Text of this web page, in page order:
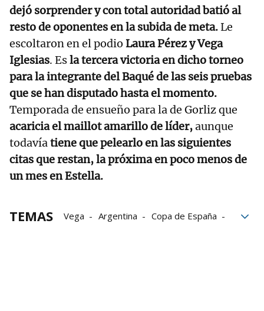
dejó sorprender y con total autoridad batió al
resto de oponentes en la subida de meta.Le
escoltaron en el podio Laura Pérez y Vega
Iglesias. Esla tercera victoria en dicho torneo
para la integrante del Baqué de las seis pruebas
que se han disputado hasta el momento.
Temporada de ensueño para la de Gorliz que
acaricia el maillot amarillo de líder,aunque
todavíatiene que pelearlo en las siguientes
citas que restan, la próxima en poco menos de
un mes en Estella.
TEMAS Vega Argentina
Copa de España